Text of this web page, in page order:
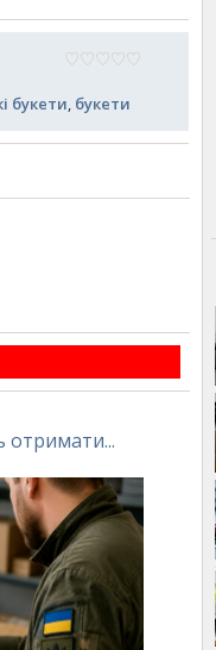
букети, букети
отримати...